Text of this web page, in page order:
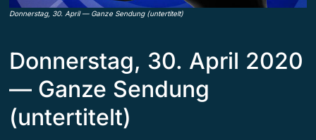
Donnerstag, 30. April — Ganze Sendung (untertitelt)
Donnerstag, 30. April 2020
— Ganze Sendung
(untertitelt)